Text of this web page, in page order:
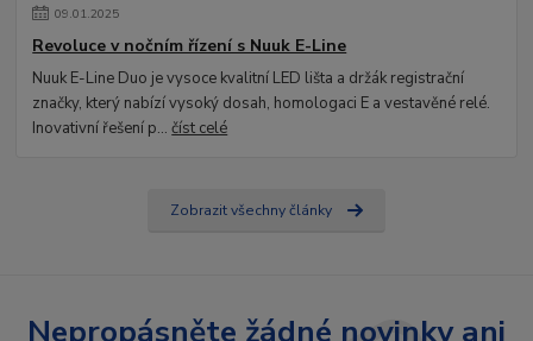
09.01.2025
Revoluce v nočním řízení s Nuuk E-Line
Nuuk E-Line Duo je vysoce kvalitní LED lišta a držák registrační
značky, který nabízí vysoký dosah, homologaci E a vestavěné relé.
Inovativní řešení p...číst celé
Zobrazit všechny články
Nepropásněte žádné novinky ani